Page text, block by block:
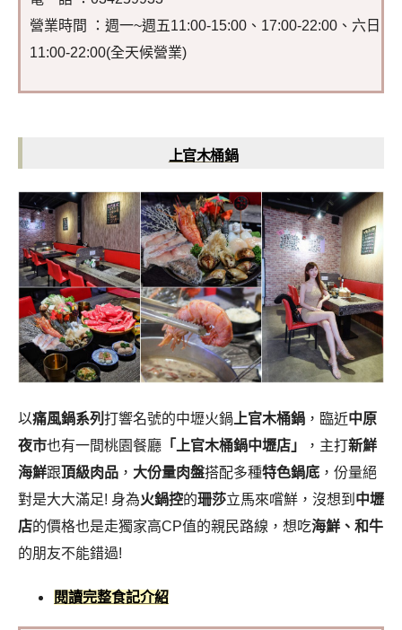
營業時間 ：週一~週五11:00-15:00、17:00-22:00、六日
11:00-22:00(全天候營業)
上官木桶鍋
以痛風鍋系列 打響名號的中壢火鍋 上官木桶鍋 ，臨近中原
夜市也有一間桃園餐廳 「上官木桶鍋中壢店」 ，主打新鮮
海鮮跟頂級肉品 ， 大份量肉盤搭配多種特色鍋底 ，份量絕
對是大大滿足! 身為火鍋控的珊莎立馬來嚐鮮，沒想到 中壢
店的價格也是走獨家高CP值的親民路線，想吃海鮮、和牛
的朋友不能錯過!
閱讀完整食記介紹